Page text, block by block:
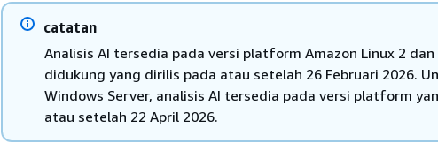
catatan
Analisis AI tersedia pada versi platform Amazon Linux 2 dan
didukung yang dirilis pada atau setelah 26 Februari 2026.
Windows Server, analisis AI tersedia pada versi platform
atau setelah 22 April 2026.